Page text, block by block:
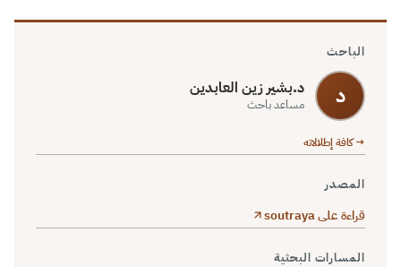
الباحث
د د.بشير زين العابدين
مساعد باحث
→ كافة إطلالاته
المصدر
قراءة على soutraya
المسارات البحثية